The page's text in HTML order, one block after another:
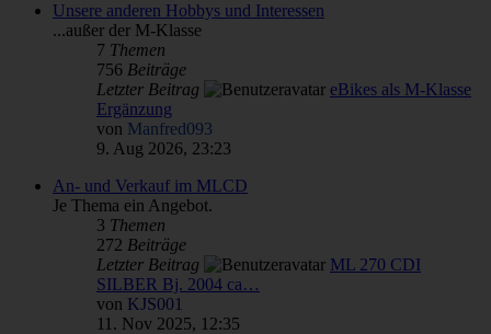
Unsere anderen Hobbys und Interessen
...außer der M-Klasse
7 Themen
756 Beiträge
Letzter Beitrag
eBikes als M-Klasse
Ergänzung
von Manfred093
9. Aug 2026, 23:23
An- und Verkauf im MLCD
Je Thema ein Angebot.
3 Themen
272 Beiträge
Letzter Beitrag
ML 270 CDI
SILBER Bj. 2004 ca…
von KJS001
11. Nov 2025, 12:35